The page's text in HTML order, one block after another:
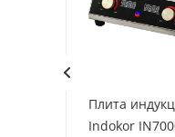
Плита
Indokor